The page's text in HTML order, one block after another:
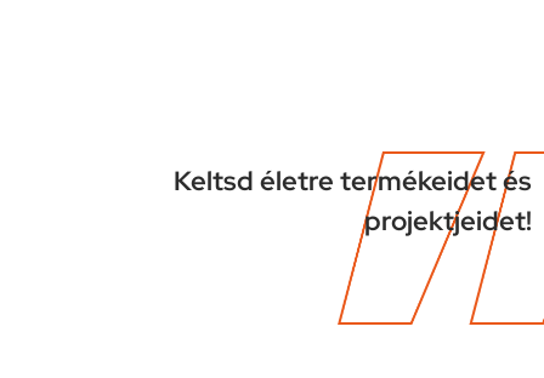
Keltsd életre termékeidet és
projektjeidet!